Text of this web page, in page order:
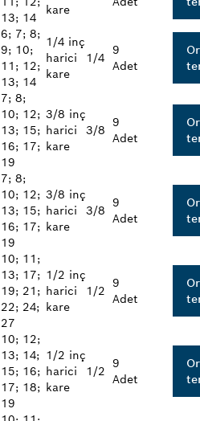
13; 14
kare
6; 7; 8;
9; 10;
11; 12;
13; 14
1/4 inç
harici
kare
1/4
9
Adet
7; 8;
10; 12;
13; 15;
16; 17;
19
3/8 inç
harici
kare
3/8
9
Adet
7; 8;
10; 12;
13; 15;
16; 17;
19
3/8 inç
harici
kare
3/8
9
Adet
10; 11;
13; 17;
19; 21;
22; 24;
27
1/2 inç
harici
kare
1/2
9
Adet
10; 12;
13; 14;
15; 16;
17; 18;
19
1/2 inç
harici
kare
1/2
9
Adet